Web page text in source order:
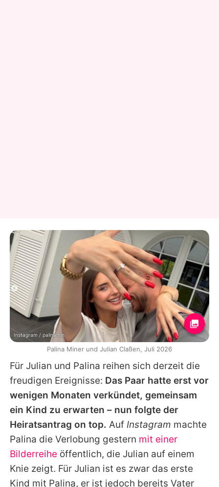
Für Julian und Palina reihen sich derzeit die
freudigen Ereignisse: Das Paar hatte erst vor
wenigen Monaten verkündet, gemeinsam
ein Kind zu erwarten – nun folgte der
Heiratsantrag on top. Auf Instagram machte
Palina die Verlobung gestern mit einer
Bilderreihe öffentlich, die Julian auf einem
Knie zeigt. Für Julian ist es zwar das erste
Kind mit Palina, er ist jedoch bereits Vater
Instagram / palinamin
Palina Miner und Julian Claßen, Juli 2026